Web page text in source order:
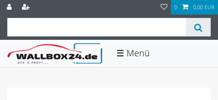
0 0,00 EUR
☰